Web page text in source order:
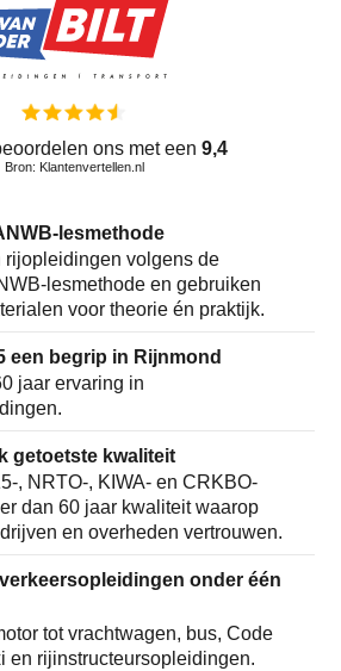
ons met een 9,4
Bron: Klantenvertellen.nl
lesmethode
rijopleidingen volgens de
lesmethode en gebruiken
voor theorie én praktijk.
een begrip in Rijnmond
jaar ervaring in
getoetste kwaliteit
, NRTO-, KIWA- en CRKBO-
dan 60 jaar kwaliteit waarop
en overheden vertrouwen.
onder één
tot vrachtwagen, bus, Code
en rijinstructeursopleidingen.